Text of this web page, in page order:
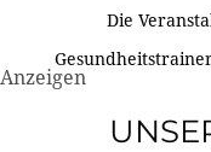
Die
Anzeigen